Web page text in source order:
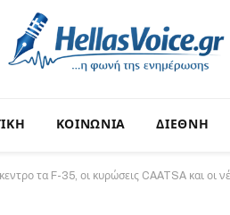
ΚΟΙΝΩΝΙΑ ΔΙΕΘΝΗ
τα F-35, οι κυρώσεις CAATSA και οι